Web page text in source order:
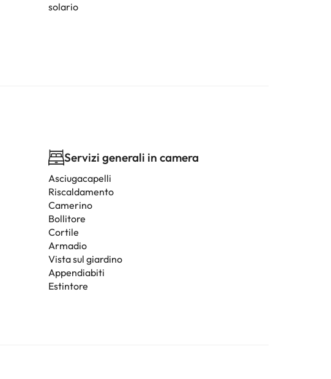
solario
Servizi generali in camera
Asciugacapelli
Riscaldamento
Camerino
Bollitore
Cortile
Armadio
Vista sul giardino
Appendiabiti
Estintore